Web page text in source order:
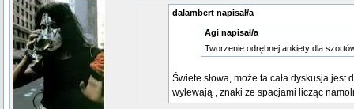
dalambert napisał/a
Agi napisał/a
Tworzenie odrębnej ankiety dla
Świete słowa, może ta cała dyskusja
wylewają , znaki ze spacjami licząc